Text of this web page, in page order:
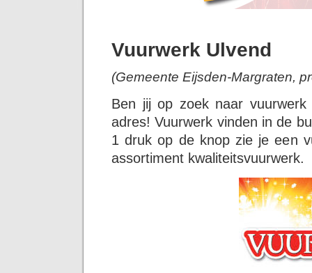
Vuurwerk Ulvend
(Gemeente Eijsden-Margraten,
Ben jij op zoek naar
adres! Vuurwerk vinden in de
1 druk op de knop zie je een
assortiment kwaliteitsvuurwerk.